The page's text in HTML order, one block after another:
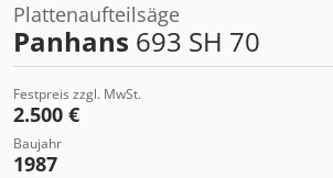
Plattenaufteilsäge
Panhans 693 SH 70
Festpreis zzgl. MwSt.
2.500 €
Baujahr
1987